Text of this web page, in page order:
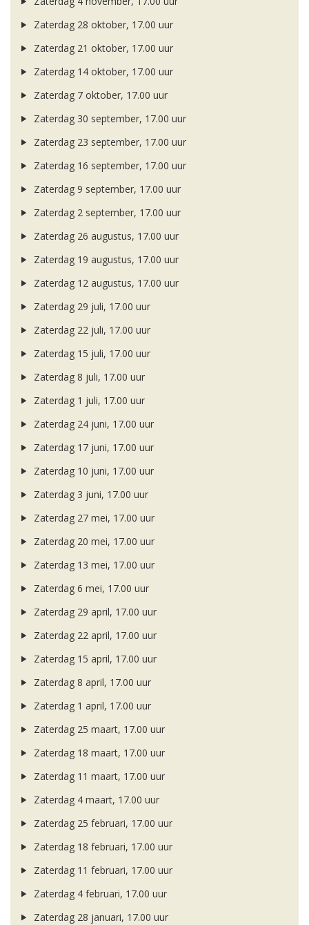
Zaterdag 28 oktober, 17.00 uur
Zaterdag 21 oktober, 17.00 uur
Zaterdag 14 oktober, 17.00 uur
Zaterdag 7 oktober, 17.00 uur
Zaterdag 30 september, 17.00 uur
Zaterdag 23 september, 17.00 uur
Zaterdag 16 september, 17.00 uur
Zaterdag 9 september, 17.00 uur
Zaterdag 2 september, 17.00 uur
Zaterdag 26 augustus, 17.00 uur
Zaterdag 19 augustus, 17.00 uur
Zaterdag 12 augustus, 17.00 uur
Zaterdag 29 juli, 17.00 uur
Zaterdag 22 juli, 17.00 uur
Zaterdag 15 juli, 17.00 uur
Zaterdag 8 juli, 17.00 uur
Zaterdag 1 juli, 17.00 uur
Zaterdag 24 juni, 17.00 uur
Zaterdag 17 juni, 17.00 uur
Zaterdag 10 juni, 17.00 uur
Zaterdag 3 juni, 17.00 uur
Zaterdag 27 mei, 17.00 uur
Zaterdag 20 mei, 17.00 uur
Zaterdag 13 mei, 17.00 uur
Zaterdag 6 mei, 17.00 uur
Zaterdag 29 april, 17.00 uur
Zaterdag 22 april, 17.00 uur
Zaterdag 15 april, 17.00 uur
Zaterdag 8 april, 17.00 uur
Zaterdag 1 april, 17.00 uur
Zaterdag 25 maart, 17.00 uur
Zaterdag 18 maart, 17.00 uur
Zaterdag 11 maart, 17.00 uur
Zaterdag 4 maart, 17.00 uur
Zaterdag 25 februari, 17.00 uur
Zaterdag 18 februari, 17.00 uur
Zaterdag 11 februari, 17.00 uur
Zaterdag 4 februari, 17.00 uur
Zaterdag 28 januari, 17.00 uur